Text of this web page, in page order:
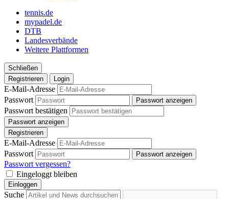
tennis.de
mypadel.de
DTB
Landesverbände
Weitere Plattformen
Schließen
Registrieren
Login
E-Mail-Adresse
Passwort
Passwort anzeigen
Passwort bestätigen
Passwort anzeigen
Registrieren
E-Mail-Adresse
Passwort
Passwort anzeigen
Passwort vergessen?
Eingeloggt bleiben
Einloggen
Suche